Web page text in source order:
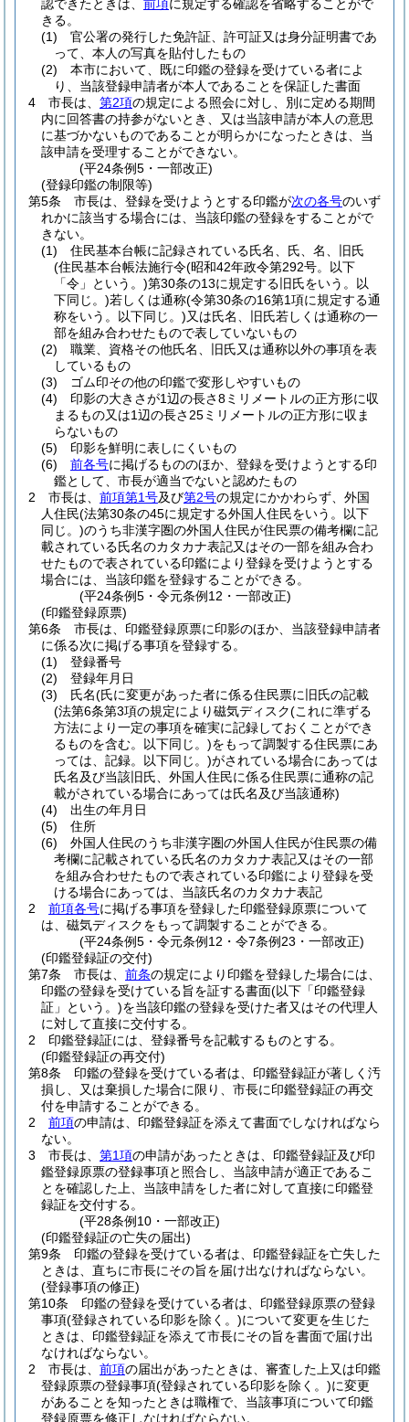
認できたときは、 前項に規定する確認を省略することがで
きる。
(1)
官公署の発行した免許証、許可証又は身分証明書であ
って、本人の写真を貼付したもの
(2)
本市において、既に印鑑の登録を受けている者によ
り、当該登録申請者が本人であることを保証した書面
4
市長は、 第2項の規定による照会に対し、別に定める期間
内に回答書の持参がないとき、又は当該申請が本人の意思
に基づかないものであることが明らかになったときは、当
該申請を受理することができない。
(平24条例5・一部改正)
(登録印鑑の制限等)
第5条
市長は、登録を受けようとする印鑑が次の各号のいず
れかに該当する場合には、当該印鑑の登録をすることがで
きない。
(1)
住民基本台帳に記録されている氏名、氏、名、旧氏
(住民基本台帳法施行令(昭和42年政令第292号。以下
「令」という。)第30条の13に規定する旧氏をいう。以
下同じ。)若しくは通称(令第30条の16第1項に規定する通
称をいう。以下同じ。)又は氏名、旧氏若しくは通称の一
部を組み合わせたもので表していないもの
(2)
職業、資格その他氏名、旧氏又は通称以外の事項を表
しているもの
(3)
ゴム印その他の印鑑で変形しやすいもの
(4)
印影の大きさが1辺の長さ8ミリメートルの正方形に収
まるもの又は1辺の長さ25ミリメートルの正方形に収ま
らないもの
(5)
印影を鮮明に表しにくいもの
(6)
前各号に掲げるもののほか、登録を受けようとする印
鑑として、市長が適当でないと認めたもの
2
市長は、 前項第1号及び第2号の規定にかかわらず、外国
人住民(法第30条の45に規定する外国人住民をいう。以下
同じ。)のうち非漢字圏の外国人住民が住民票の備考欄に記
載されている氏名のカタカナ表記又はその一部を組み合わ
せたもので表されている印鑑により登録を受けようとする
場合には、当該印鑑を登録することができる。
(平24条例5・令元条例12・一部改正)
(印鑑登録原票)
第6条
市長は、印鑑登録原票に印影のほか、当該登録申請者
に係る次に掲げる事項を登録する。
(1)
登録番号
(2)
登録年月日
(3)
氏名(氏に変更があった者に係る住民票に旧氏の記載
(法第6条第3項の規定により磁気ディスク(これに準ずる
方法により一定の事項を確実に記録しておくことができ
るものを含む。以下同じ。)をもって調製する住民票にあ
っては、記録。以下同じ。)がされている場合にあっては
氏名及び当該旧氏、外国人住民に係る住民票に通称の記
載がされている場合にあっては氏名及び当該通称)
(4)
出生の年月日
(5)
住所
(6)
外国人住民のうち非漢字圏の外国人住民が住民票の備
考欄に記載されている氏名のカタカナ表記又はその一部
を組み合わせたもので表されている印鑑により登録を受
ける場合にあっては、当該氏名のカタカナ表記
2
前項各号に掲げる事項を登録した印鑑登録原票について
は、磁気ディスクをもって調製することができる。
(平24条例5・令元条例12・令7条例23・一部改正)
(印鑑登録証の交付)
第7条
市長は、 前条の規定により印鑑を登録した場合には、
印鑑の登録を受けている旨を証する書面(以下「印鑑登録
証」という。)を当該印鑑の登録を受けた者又はその代理人
に対して直接に交付する。
2
印鑑登録証には、登録番号を記載するものとする。
(印鑑登録証の再交付)
第8条
印鑑の登録を受けている者は、印鑑登録証が著しく汚
損し、又は棄損した場合に限り、市長に印鑑登録証の再交
付を申請することができる。
2
前項の申請は、印鑑登録証を添えて書面でしなければなら
ない。
3
市長は、 第1項の申請があったときは、印鑑登録証及び印
鑑登録原票の登録事項と照合し、当該申請が適正であるこ
とを確認した上、当該申請をした者に対して直接に印鑑登
録証を交付する。
(平28条例10・一部改正)
(印鑑登録証の亡失の届出)
第9条
印鑑の登録を受けている者は、印鑑登録証を亡失した
ときは、直ちに市長にその旨を届け出なければならない。
(登録事項の修正)
第10条
印鑑の登録を受けている者は、印鑑登録原票の登録
事項(登録されている印影を除く。)について変更を生じた
ときは、印鑑登録証を添えて市長にその旨を書面で届け出
なければならない。
2
市長は、 前項の届出があったときは、審査した上又は印鑑
登録原票の登録事項(登録されている印影を除く。)に変更
があることを知ったときは職権で、当該事項について印鑑
登録原票を修正しなければならない。